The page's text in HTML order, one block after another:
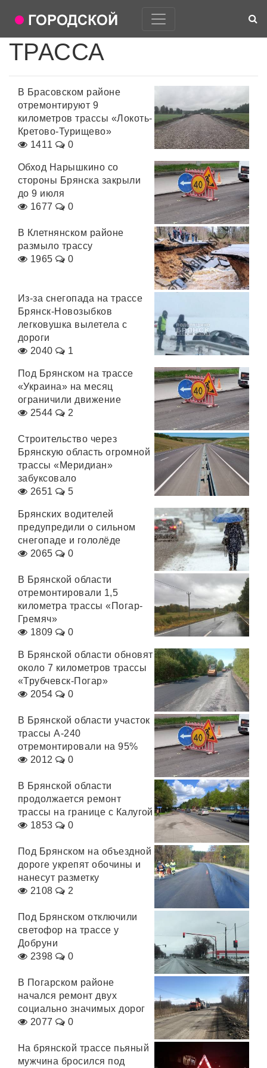
ТРАССА
В Брасовском районе
отремонтируют 9
километров трассы «Локоть-
Кретово-Турищево»
1411
0
Обход Нарышкино со
стороны Брянска закрыли
до 9 июля
1677
0
В Клетнянском районе
размыло трассу
1965
0
Из-за снегопада на трассе
Брянск-Новозыбков
легковушка вылетела с
дороги
2040
1
Под Брянском на трассе
«Украина» на месяц
ограничили движение
2544
2
Строительство через
Брянскую область огромной
трассы «Меридиан»
забуксовало
2651
5
Брянских водителей
предупредили о сильном
снегопаде и гололёде
2065
0
В Брянской области
отремонтировали 1,5
километра трассы «Погар-
Гремяч»
1809
0
В Брянской области обновят
около 7 километров трассы
«Трубчевск-Погар»
2054
0
В Брянской области участок
трассы А-240
отремонтировали на 95%
2012
0
В Брянской области
продолжается ремонт
трассы на границе с Калугой
1853
0
Под Брянском на объездной
дороге укрепят обочины и
нанесут разметку
2108
2
Под Брянском отключили
светофор на трассе у
Добруни
2398
0
В Погарском районе
начался ремонт двух
социально значимых дорог
2077
0
На брянской трассе пьяный
мужчина бросился под